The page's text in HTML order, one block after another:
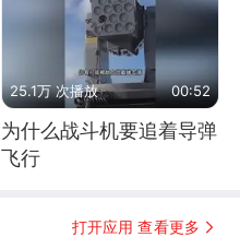
25.1万 次播放 00:52
为什么战斗机要追着导弹
飞行
打开应用 查看更多